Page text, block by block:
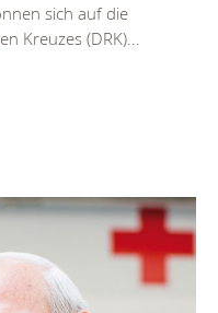
sich auf die
Kreuzes (DRK)...